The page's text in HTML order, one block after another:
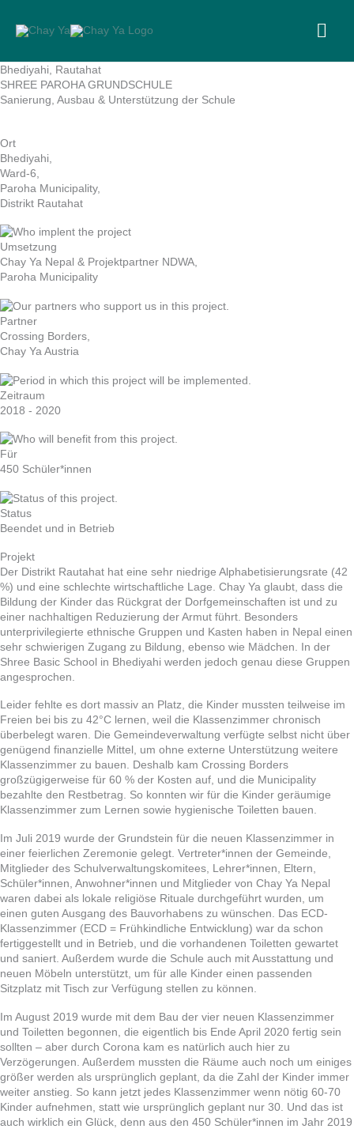
content
Bhediyahi, Rautahat
SHREE PAROHA GRUNDSCHULE
Sanierung, Ausbau & Unterstützung der Schule
Ort
Bhediyahi,
Ward-6,
Paroha Municipality,
Distrikt Rautahat
Umsetzung
Chay Ya Nepal & Projektpartner NDWA,
Paroha Municipality
Partner
Crossing Borders,
Chay Ya Austria
Zeitraum
2018 - 2020
Für
450 Schüler*innen
Status
Beendet und in Betrieb
Projekt
Der Distrikt Rautahat hat eine sehr niedrige Alphabetisierungsrate (42
%) und eine schlechte wirtschaftliche Lage. Chay Ya glaubt, dass die
Bildung der Kinder das Rückgrat der Dorfgemeinschaften ist und zu
einer nachhaltigen Reduzierung der Armut führt. Besonders
unterprivilegierte ethnische Gruppen und Kasten haben in Nepal einen
sehr schwierigen Zugang zu Bildung, ebenso wie Mädchen. In der
Shree Basic School in Bhediyahi werden jedoch genau diese Gruppen
angesprochen.
Leider fehlte es dort massiv an Platz, die Kinder mussten teilweise im
Freien bei bis zu 42°C lernen, weil die Klassenzimmer chronisch
überbelegt waren. Die Gemeindeverwaltung verfügte selbst nicht über
genügend finanzielle Mittel, um ohne externe Unterstützung weitere
Klassenzimmer zu bauen. Deshalb kam Crossing Borders
großzügigerweise für 60 % der Kosten auf, und die Municipality
bezahlte den Restbetrag. So konnten wir für die Kinder geräumige
Klassenzimmer zum Lernen sowie hygienische Toiletten bauen.
Im Juli 2019 wurde der Grundstein für die neuen Klassenzimmer in
einer feierlichen Zeremonie gelegt. Vertreter*innen der Gemeinde,
Mitglieder des Schulverwaltungskomitees, Lehrer*innen, Eltern,
Schüler*innen, Anwohner*innen und Mitglieder von Chay Ya Nepal
waren dabei als lokale religiöse Rituale durchgeführt wurden, um
einen guten Ausgang des Bauvorhabens zu wünschen. Das ECD-
Klassenzimmer (ECD = Frühkindliche Entwicklung) war da schon
fertiggestellt und in Betrieb, und die vorhandenen Toiletten gewartet
und saniert. Außerdem wurde die Schule auch mit Ausstattung und
neuen Möbeln unterstützt, um für alle Kinder einen passenden
Sitzplatz mit Tisch zur Verfügung stellen zu können.
Im August 2019 wurde mit dem Bau der vier neuen Klassenzimmer
und Toiletten begonnen, die eigentlich bis Ende April 2020 fertig sein
sollten – aber durch Corona kam es natürlich auch hier zu
Verzögerungen. Außerdem mussten die Räume auch noch um einiges
größer werden als ursprünglich geplant, da die Zahl der Kinder immer
weiter anstieg. So kann jetzt jedes Klassenzimmer wenn nötig 60-70
Kinder aufnehmen, statt wie ursprünglich geplant nur 30. Und das ist
auch wirklich ein Glück, denn aus den 450 Schüler*innen im Jahr 2019